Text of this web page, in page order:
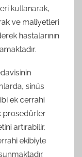
kullanarak,
ve maliyetleri
hastalarının
sinüs
ek cerrahi
prosedürler
artırabilir,
ekibiyle